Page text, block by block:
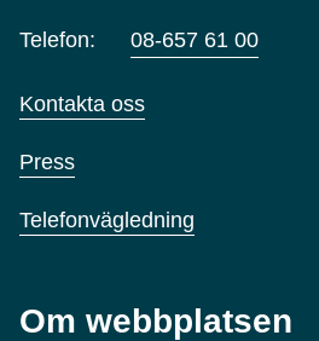
Telefon: 08-657 61 00
Kontakta oss
Press
Telefonvägledning
Om webbplatsen